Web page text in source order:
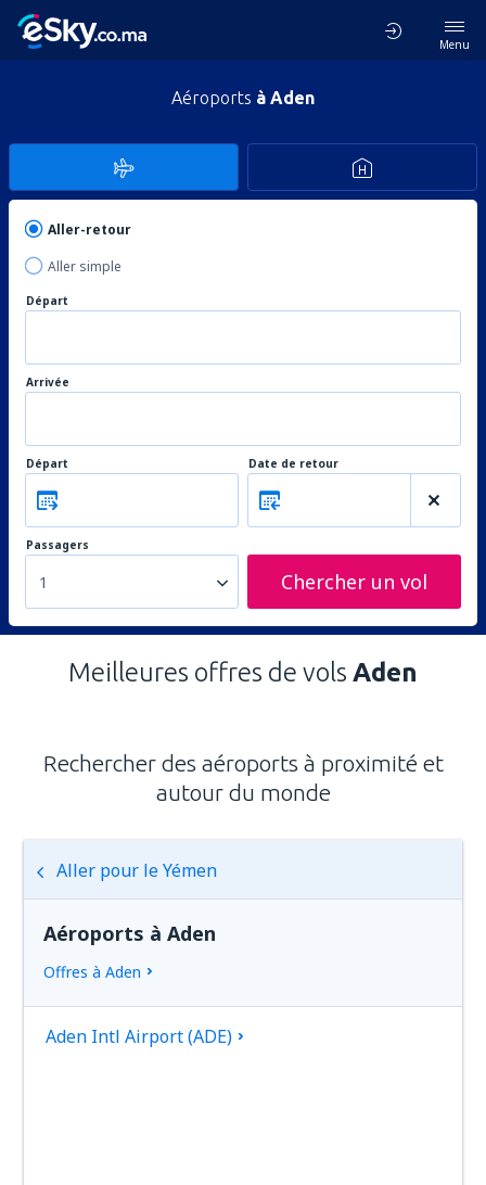
Menu
Aéroports à Aden
Aller-retour
Aller simple
Départ
Arrivée
Départ Date de retour
Passagers
1 Chercher un vol
Meilleures offres de vols Aden
Rechercher des aéroports à proximité et
autour du monde
Aller pour le Yémen
Aéroports à Aden
Offres à Aden
Aden Intl Airport (ADE)